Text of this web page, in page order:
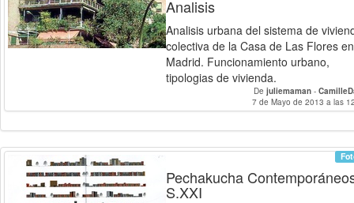
Analisis
Analisis urbana del sistema de
colectiva de la Casa de Las Flores en
Madrid. Funcionamiento urbano,
tipologias de vivienda.
De juliemaman -
7 de Mayo de 2013 a las
Pechakucha
S.XXI